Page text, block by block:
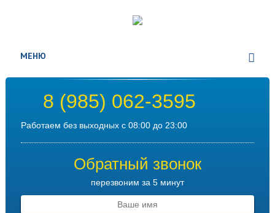
МЕНЮ
8 (985) 062-3595
Работаем без выходных с 08:00 до 23:00
Обратный звонок
перезвоним за 5 минут